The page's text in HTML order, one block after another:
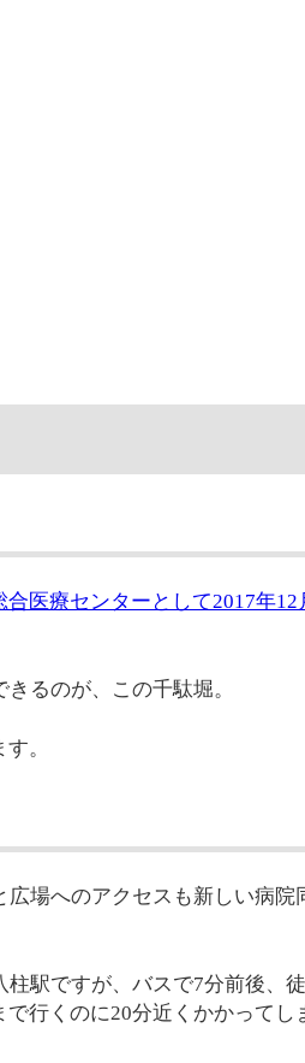
医療センターとして2017年12
るのが、この千駄堀。
。
場へのアクセスも新しい病院
駅ですが、バスで7分前後、
行くのに20分近くかかってし